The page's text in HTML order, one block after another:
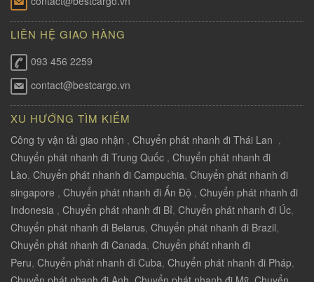
LIÊN HỆ GIAO HÀNG
093 456 2259
contact@bestcargo.vn
XU HƯỚNG TÌM KIẾM
Công ty vận tải giao nhận , Chuyển phát nhanh đi Thái Lan ,
Chuyển phát nhanh đi Trung Quốc , Chuyển phát nhanh đi
Lào, Chuyển phát nhanh đi Campuchia, Chuyển phát nhanh đi
singapore , Chuyển phát nhanh đi Ấn Độ , Chuyển phát nhanh đi
Indonesia , Chuyển phát nhanh đi Bỉ, Chuyển phát nhanh đi Úc,
Chuyển phát nhanh đi Belarus, Chuyển phát nhanh đi Brazil,
Chuyển phát nhanh đi Canada, Chuyển phát nhanh đi
Peru, Chuyển phát nhanh đi Cuba, Chuyển phát nhanh đi Pháp,